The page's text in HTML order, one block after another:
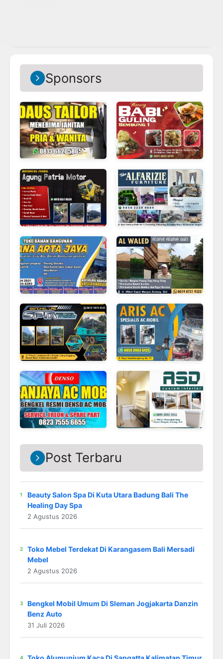
Sponsors
Post Terbaru
Beauty Salon Spa Di Kuta Utara Badung Bali The
Healing Day Spa
2 Agustus 2026
Toko Mebel Terdekat Di Karangasem Bali Mersadi
Mebel
2 Agustus 2026
Bengkel Mobil Umum Di Sleman Jogjakarta Danzin
Benz Auto
31 Juli 2026